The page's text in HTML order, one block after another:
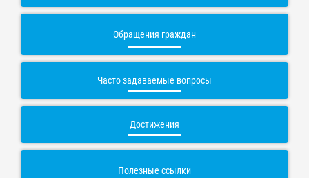
Обращения граждан
Часто задаваемые вопросы
Достижения
Полезные ссылки